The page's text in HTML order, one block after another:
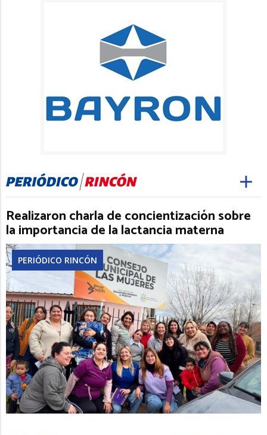
Realizaron charla de concientización sobre
la importancia de la lactancia materna
PERIÓDICO RINCÓN